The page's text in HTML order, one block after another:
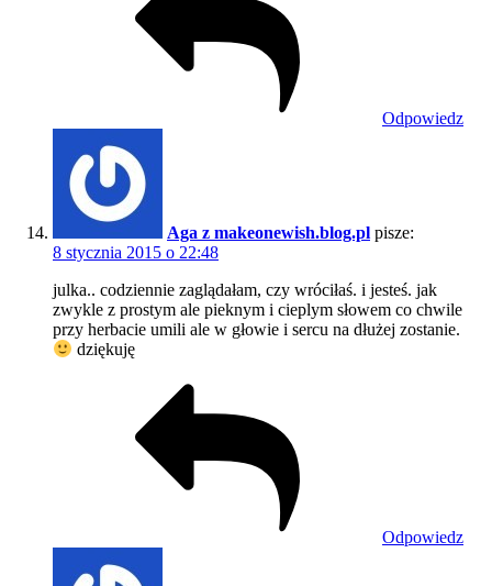
Odpowiedz
Aga z makeonewish.blog.pl pisze:
8 stycznia 2015 o 22:48
julka.. codziennie zaglądałam, czy wróciłaś. i jesteś. jak
zwykle z prostym ale pieknym i cieplym słowem co chwile
przy herbacie umili ale w głowie i sercu na dłużej zostanie.
dziękuję
Odpowiedz